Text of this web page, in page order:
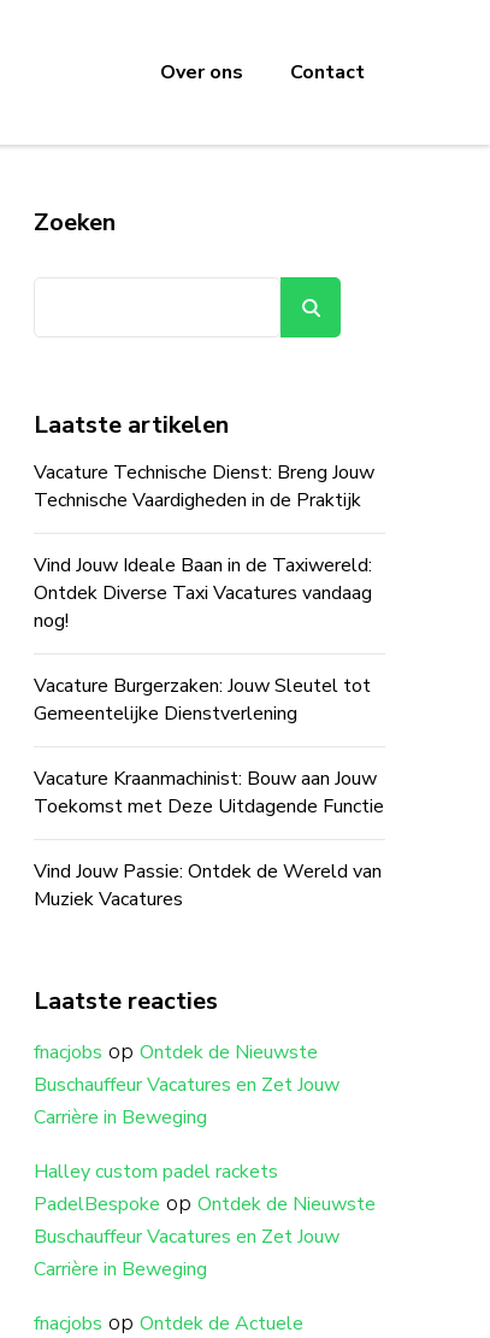
Over ons Contact
Zoeken
Laatste artikelen
Vacature Technische Dienst: Breng Jouw
Technische Vaardigheden in de Praktijk
Vind Jouw Ideale Baan in de Taxiwereld:
Ontdek Diverse Taxi Vacatures vandaag
nog!
Vacature Burgerzaken: Jouw Sleutel tot
Gemeentelijke Dienstverlening
Vacature Kraanmachinist: Bouw aan Jouw
Toekomst met Deze Uitdagende Functie
Vind Jouw Passie: Ontdek de Wereld van
Muziek Vacatures
Laatste reacties
fnacjobs op Ontdek de Nieuwste
Buschauffeur Vacatures en Zet Jouw
Carrière in Beweging
Halley custom padel rackets
PadelBespoke op Ontdek de Nieuwste
Buschauffeur Vacatures en Zet Jouw
Carrière in Beweging
fnacjobs op Ontdek de Actuele